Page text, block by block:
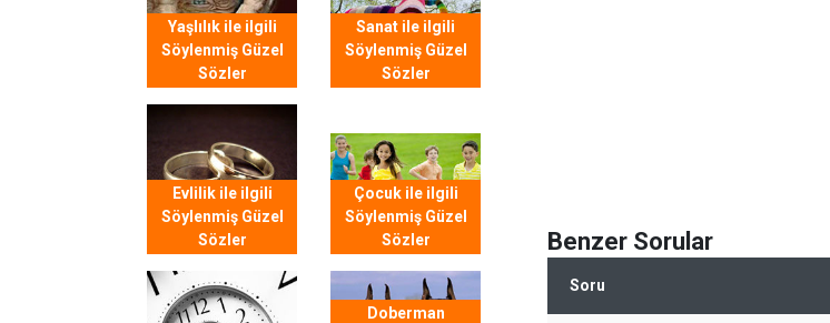
Yaşlılık ile ilgili
Söylenmiş Güzel
Sözler
Sanat ile ilgili
Söylenmiş Güzel
Sözler
Evlilik ile ilgili
Söylenmiş Güzel
Sözler
Çocuk ile ilgili
Söylenmiş Güzel
Sözler
Doberman
Benzer Sorular
Soru